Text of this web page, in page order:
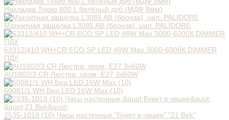
Накладка Токио 800 L белёный дуб (МДФ 8мм)
Магнитная защелка L3085 AВ (бронза), цил. PALIDORE
63312/410 WH+CR ECO SP LED 48W Max 3000-6000К DIMMER
ПДУ
AU1802/3 CR Люстра, хром, Е27 3х60W
60081/1 WH Бра LED 16W Max (10)
2535-1018 (10) Часы настенные "Букет в чашке" "21 Bek"